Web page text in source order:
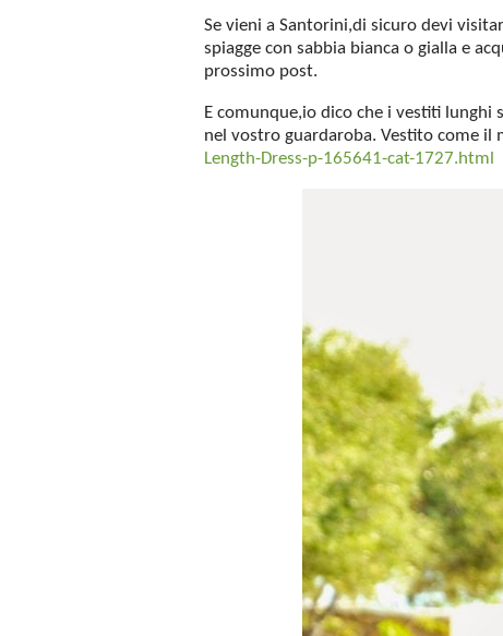
Se vieni a Santorini,di sicuro devi
spiagge con sabbia bianca o gialla e
prossimo post.
E comunque,io dico che i vestiti
nel vostro guardaroba. Vestito come il
Length-Dress-p-165641-cat-1727.html